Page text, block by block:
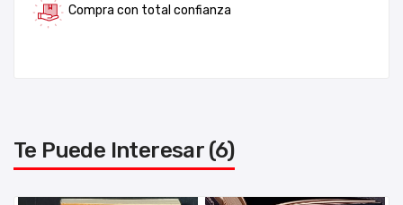
Compra con total confianza
Te Puede Interesar (6)